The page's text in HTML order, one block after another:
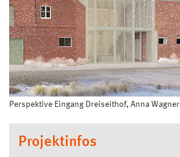
Perspektive Eingang Dreiseithof, Anna Wagner
Projektinfos